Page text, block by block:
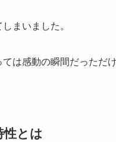
まいました。
は感動の瞬間だっただ
性とは